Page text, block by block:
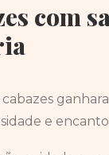
com
cabazes
e